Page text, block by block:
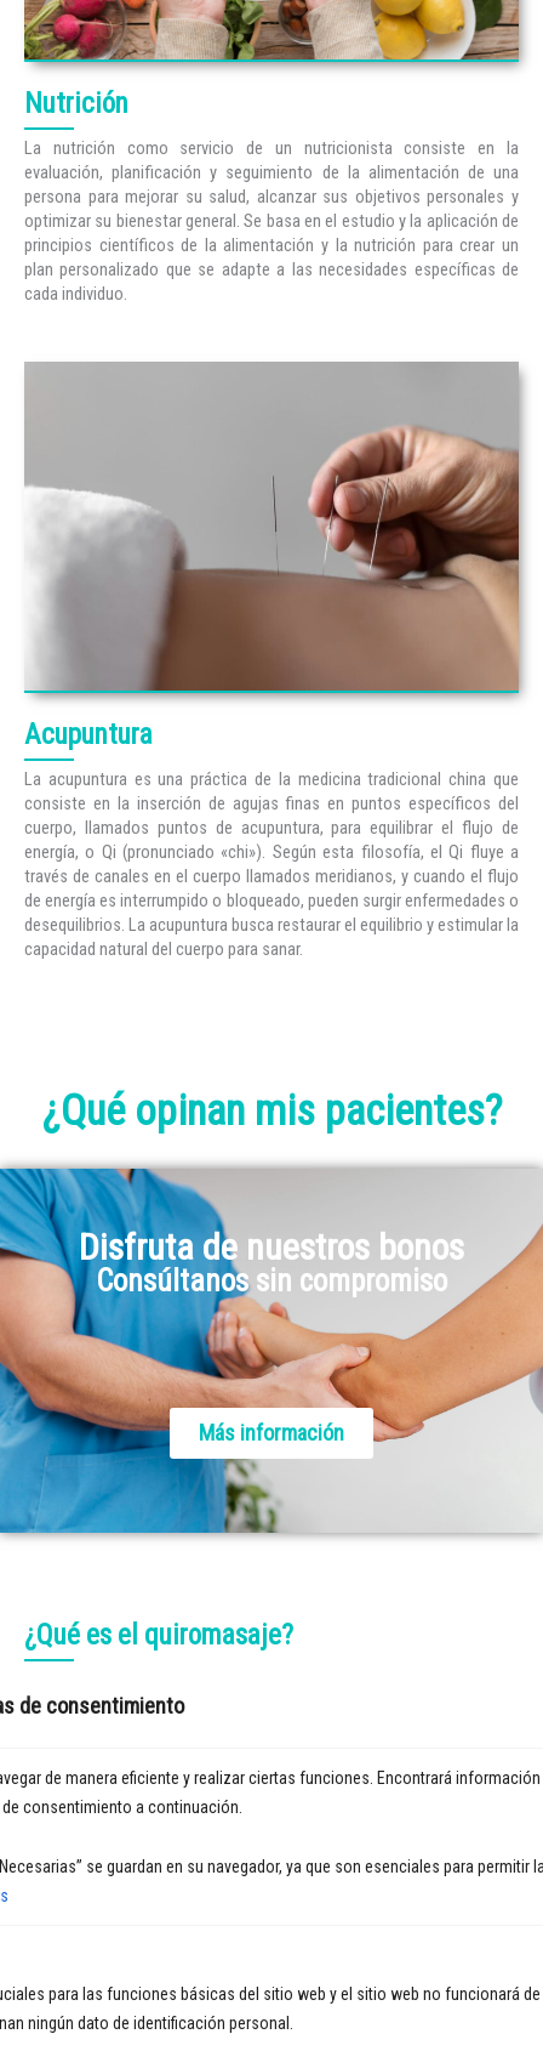
de consentimiento
de manera eficiente y realizar ciertas funciones. Encontrará
consentimiento a continuación.
se guardan en su navegador, ya que son esenciales para permitir
para las funciones básicas del sitio web y el sitio web no funcionará
ningún dato de identificación personal.
Nutrición
La nutrición como servicio de un nutricionista consiste en la
evaluación, planificación y seguimiento de la alimentación de una
persona para mejorar su salud, alcanzar sus objetivos personales y
optimizar su bienestar general. Se basa en el estudio y la aplicación de
principios científicos de la alimentación y la nutrición para crear un
plan personalizado que se adapte a las necesidades específicas de
cada individuo.
Acupuntura
La acupuntura es una práctica de la medicina tradicional china que
consiste en la inserción de agujas finas en puntos específicos del
cuerpo, llamados puntos de acupuntura, para equilibrar el flujo de
energía, o Qi (pronunciado «chi»). Según esta filosofía, el Qi fluye a
través de canales en el cuerpo llamados meridianos, y cuando el flujo
de energía es interrumpido o bloqueado, pueden surgir enfermedades o
desequilibrios. La acupuntura busca restaurar el equilibrio y estimular la
capacidad natural del cuerpo para sanar.
¿Qué opinan mis pacientes?
Disfruta de nuestros bonos
Consúltanos sin compromiso
Más información
¿Qué es el quiromasaje?
exclusivamente con las manos (de ahí el prefijo «quiro», que significa
sanguínea y promover el bienestar general. A diferencia de otros tipos
de masajes que pueden utilizar aparatos o aceites especiales, el
del cuerpo.